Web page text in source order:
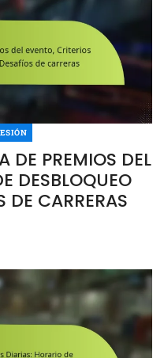
DE PREMIOS DEL
DESBLOQUEO
DE CARRERAS